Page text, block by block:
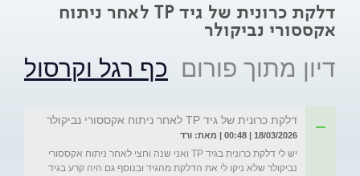
דלקת כרונית של גיד TP לאחר ניתוח
אקססורי נביקולר
דיון מתוך פורום כף רגל וקרסול
דלקת כרונית של גיד TP לאחר ניתוח אקססורי נביקולר
18/03/2026 | 00:48 | מאת: ורד
יש לי דלקת כרונית בגיד TP ואני שנה וחצי לאחר ניתוח אקססורי
נביקולר שלא ניקו לי את הדלקת מהגיד ובנוסף גם היה קרע בגיד